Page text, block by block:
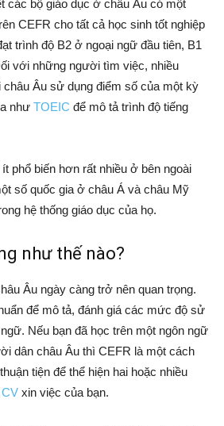
các bộ giáo dục ở châu Âu có một
CEFR cho tất cả học sinh tốt nghiệp
trình độ B2 ở ngoại ngữ đầu tiên, B1
với những người tìm việc, nhiều
Âu sử dụng điểm số của một kỳ
như TOEIC để mô tả trình độ tiếng
phổ biến hơn rất nhiều ở bên ngoài
số quốc gia ở châu Á và châu Mỹ
hệ thống giáo dục của họ.
như thế nào?
Âu ngày càng trở nên quan trọng.
để mô tả, đánh giá các mức độ sử
Nếu bạn đã học trên một ngôn ngữ
dân châu Âu thì CEFR là một cách
tiện để thể hiện hai hoặc nhiều
CV xin việc của bạn.